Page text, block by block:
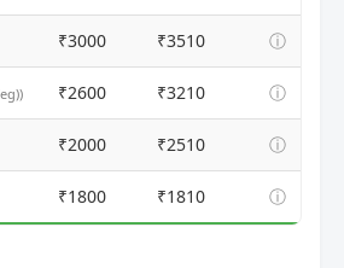
₹3000 ₹3510 ⓘ
₹2600 ₹3210 ⓘ
₹2000 ₹2510 ⓘ
₹1800 ₹1810 ⓘ